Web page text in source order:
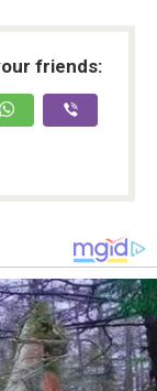
friends: